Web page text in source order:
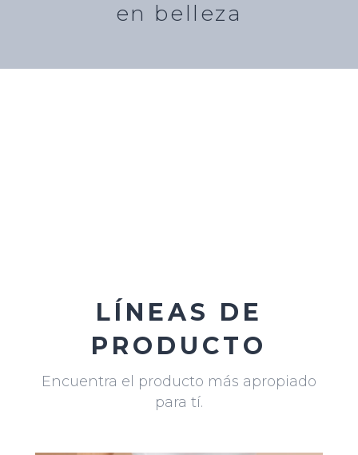
en belleza
LÍNEAS DE
PRODUCTO
Encuentra el producto más apropiado
para tí.